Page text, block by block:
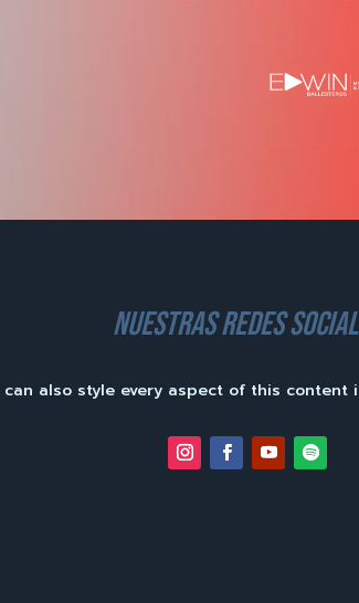
nuestras redes
can also style every aspect of this content